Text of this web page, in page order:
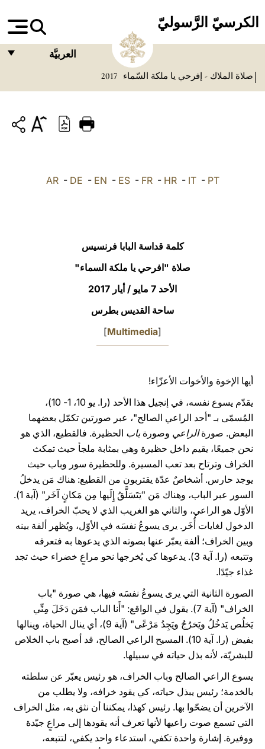
الكرسيّ الرَّسوليّ
العربيَّة
ITALIANO
中文
صلاة الملاك - إفرحي يا ملكة السّماء 2017
AR- DE - EN - ES- FR- HR- IT- PT
كلمة قداسة البابا فرنسيس
صلاة "افرحي يا ملكة السماء"
الأحد 7 مايو / أيار 2017
ساحة القديس بطرس
[
Multimedia
]
أيها الإخوة والأخوات الأعزّاء!
يقدّم يسوع نفسه، في إنجيل هذا الأحد (را. يو 10، 1- 10)،
المُسمّى بـ "أحد الراعي الصالح"، عبر صورتين تكمّل بعضهما
البعض. صورةالراعي وصورةباب الحظيرة. فالقطيع، الذي هو
نحن جميعًا، يقيم داخل حظيرة وهي بمثابة ملجأ حيث تمكث
الخراف وترتاح بعد تعب المسيرة. وللحظيرة سور وباب حيث
يوجد حارس. أشخاصٌ عدّة يقتربون من القطيع: هناك مَن يدخلُ
السور عبر الباب، وهناك مَن "يَتَسَلَّقُ إِلَيها مِن مَكانٍ آخَر" (آية 1).
الأوّل هو الراعي، والثاني هو الغريب الذي لا يحبّ الخراف، يريد
الدخول لغايات أُخَر. يرى يسوعُ نفسَه في الأوّل، ويُظهر ألفة بينه
وبين الخراف؛ ألفة يعبّر عنها بصوته الذي يدعوها به فتعرفه
وتتبعه (را. آية 3). يدعوها كي يُخرجها نحو مراعٍ خضراء حيث تجد
غذاء جيّدًا.
الصورة الثانية التي يرى يسوعُ نفسَه فيها، هي صورة "باب
الخراف" (آية 7). يقول في الواقع: "أَنا الباب فمَن دَخَلَ مِنِّي
يَخلُص يَدخُلُ ويَخرُجُ ويَجِدُ مَرْعًى" (آية 9)، أي ينال الحياة، وينالها
بفيض (را. آية 10). المسيح الراعي الصالح، قد أصبح باب الخلاص
للبشريّة، لأنه بذل حياته في سبيلها.
يسوع الراعي الصالح وباب الخراف، هو رئيس يعبّر عن سلطته
بالخدمة؛ رئيس يبذل حياته، كي يقود خرافه، ولا يطلب من
الآخرين أن يضحّوا بها. رئيس كهذا، يمكننا أن نثق به، مثل الخراف
التي تسمع صوت راعيها لأنها تعرف أنه يقودها إلى مراعٍ جيّدة
ووفيرة. إشارة واحدة تكفي، استدعاء واحد يكفي، لتتبعه،